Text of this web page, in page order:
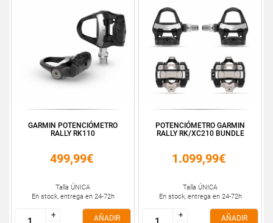
GARMIN POTENCIÓMETRO
RALLY RK110
499,99€
Talla ÚNICA
En stock, entrega en 24-72h
+
+
AÑADIR
POTENCIÓMETRO GARMIN
RALLY RK/XC210 BUNDLE
1.099,99€
Talla ÚNICA
En stock, entrega en 24-72h
+
+
AÑADIR